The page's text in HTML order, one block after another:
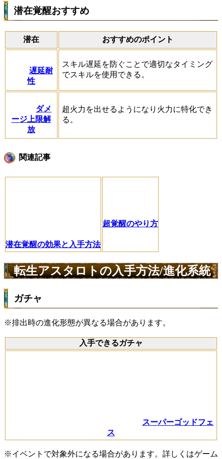
潜在覚醒おすすめ
潜在 おすすめのポイント
遅延耐
性
スキル遅延を防ぐことで適切なタイミング
でスキルを使用できる。
ダメ
ージ上限解
放
超火力を出せるようになり火力に特化でき
る。
関連記事
潜在覚醒の効果と入手方法
超覚醒のやり方
転生アスタロトの入手方法/進化系統
ガチャ
※排出時の進化形態が異なる場合があります。
入手できるガチャ
スーパーゴッドフェ
ス
※イベントで対象外になる場合があります。詳しくはゲーム